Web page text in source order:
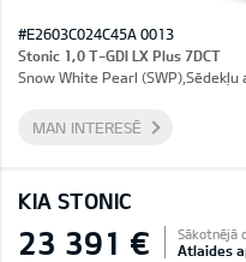
#E2603C024C45A 0013
Stonic 1,0 T-GDI LX Plus 7DCT
Snow White Pearl
MAN INTERESĒ
KIA STONIC
23 391 € Sākotnējā
Atlaides